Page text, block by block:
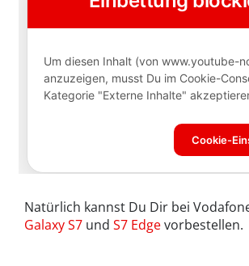
Natürlich kannst Du Dir bei
Galaxy S7 und S7 Edgevorbestellen.